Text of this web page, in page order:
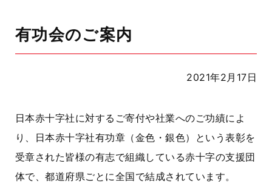
有功会のご案内
2021年2月17日
日本赤十字社に対するご寄付や社業へのご功績によ
り、日本赤十字社有功章（金色・銀色）という表彰を
受章された皆様の有志で組織している赤十字の支援団
体で、都道府県ごとに全国で結成されています。